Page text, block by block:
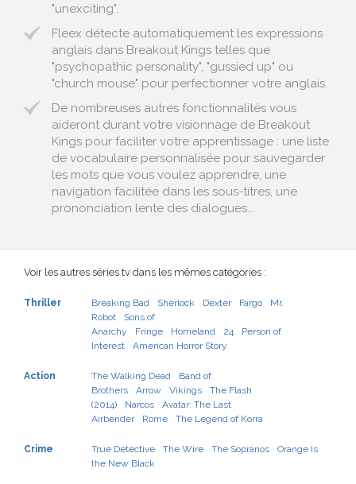
"unexciting".
Fleex détecte automatiquement les expressions
anglais dans Breakout Kings telles que
"psychopathic personality", "gussied up" ou
"church mouse" pour perfectionner votre anglais.
De nombreuses autres fonctionnalités vous
aideront durant votre visionnage de Breakout
Kings pour faciliter votre apprentissage : une liste
de vocabulaire personnalisée pour sauvegarder
les mots que vous voulez apprendre, une
navigation facilitée dans les sous-titres, une
prononciation lente des dialogues...
Voir les autres séries tv dans les mêmes catégories :
Thriller Breaking Bad Sherlock Dexter Fargo
Mr.
Robot
Sons of
Anarchy
Fringe Homeland 24
Person of
Interest
American Horror Story
Action The Walking Dead
Band of
Brothers
Arrow Vikings
The Flash
(2014)
Narcos
Avatar: The Last
Airbender
Rome The Legend of Korra
Crime True Detective The Wire The Sopranos
Orange Is
the New Black